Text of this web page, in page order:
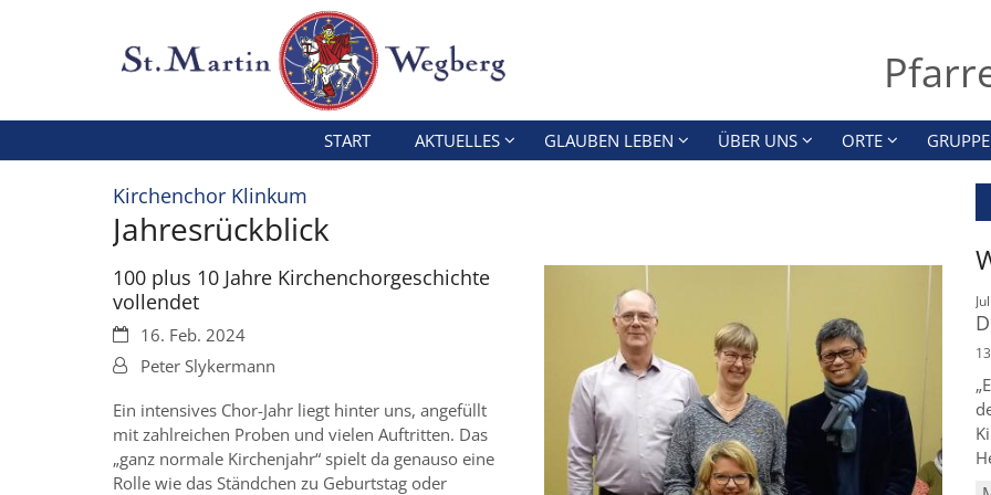
START AKTUELLES GLAUBEN LEBEN ÜBER UNS ORTE
Kirchenchor Klinkum
Jahresrückblick
100 plus 10 Jahre Kirchenchorgeschichte
vollendet
Datum:16. Feb. 2024
Von:Peter Slykermann
Ein intensives Chor-Jahr liegt hinter uns, angefüllt
mit zahlreichen Proben und vielen Auftritten. Das
„ganz normale Kirchenjahr“ spielt da genauso eine
Rolle wie das Ständchen zu Geburtstag oder